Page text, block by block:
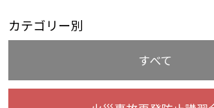
カテゴリー別
すべて